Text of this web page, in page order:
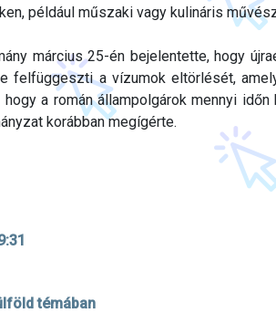
például műszaki vagy kulináris
március 25-én bejelentette, hogy
felfüggeszti a vízumok eltörlését,
a román állampolgárok mennyi
korábban megígérte.
témában